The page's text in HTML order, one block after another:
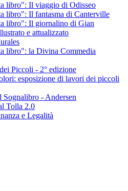
libro": Il viaggio di Odisseo
libro": Il fantasma di Canterville
libro": Il giornalino di Gian
e attualizzato
libro": la Divina Commedia
Piccoli - 2° edizione
esposizione di lavori dei piccoli
Sognalibro - Andersen
Tolla 2.0
e Legalità